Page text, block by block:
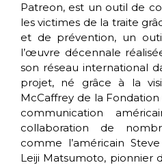
Patreon, est un outil de
les victimes de la traite
et de prévention, un
l’œuvre décennale
son réseau international
projet, né grâce à la
McCaffrey de la
communication
collaboration de
comme l’américain
Leiji Matsumoto, pionnier